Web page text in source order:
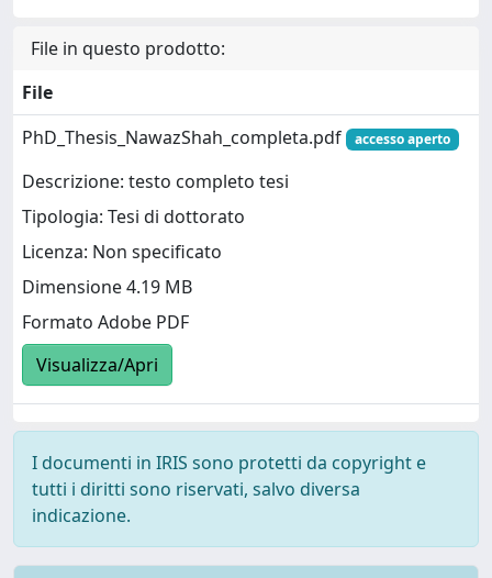
File in questo prodotto:
File
PhD_Thesis_NawazShah_completa.pdf
accesso aperto
Descrizione: testo completo tesi
Tipologia: Tesi di dottorato
Licenza: Non specificato
Dimensione 4.19 MB
Formato Adobe PDF
Visualizza/Apri
I documenti in IRIS sono protetti da copyright e
tutti i diritti sono riservati, salvo diversa
indicazione.